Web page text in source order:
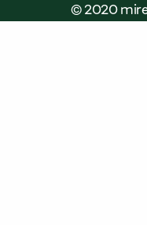
© 2020